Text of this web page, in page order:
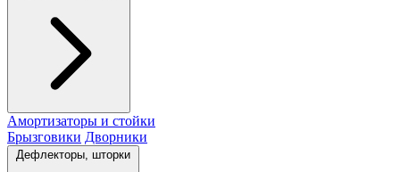
Амортизаторы и стойки
Брызговики Дворники
Дефлекторы, шторки